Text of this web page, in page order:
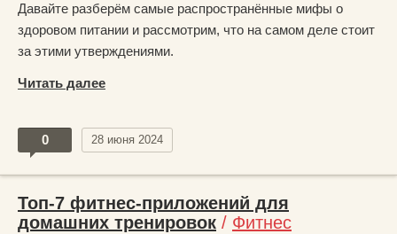
Давайте разберём самые распространённые мифы о
здоровом питании и рассмотрим, что на самом деле стоит
за этими утверждениями.
Читать далее
0 28 июня 2024
Топ-7 фитнес-приложений для
домашних тренировок / Фитнес